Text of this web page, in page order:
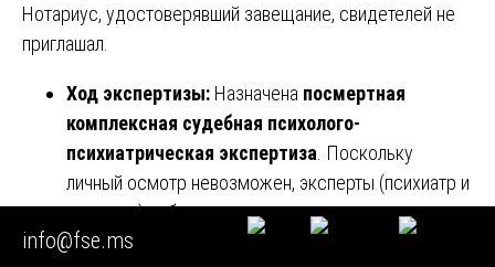
Нотариус, удостоверявший завещание, свидетелей не
приглашал.
Ход экспертизы: Назначена посмертная
комплексная судебная психолого-
психиатрическая экспертиза . Поскольку
личный осмотр невозможен, эксперты (психиатр и
психолог) работали исключительно с материалами:
Медицинские документы:
info@fse.ms